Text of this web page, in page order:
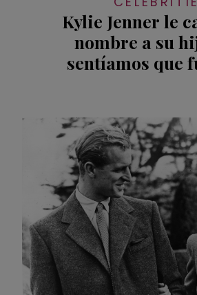
Kylie Jenner le
nombre a su
sentíamos que